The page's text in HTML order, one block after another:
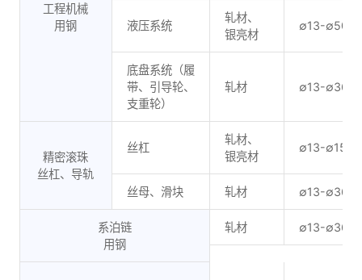
工程机械
用钢
液压系统
轧材、
银亮材
∅13-
底盘系统（履
带、引导轮、
支重轮）
轧材 ∅13-
精密滚珠
丝杠、导轨
丝杠
轧材、
银亮材
∅13-
丝母、滑块 轧材 ∅13-
系泊链
用钢
轧材 ∅13-